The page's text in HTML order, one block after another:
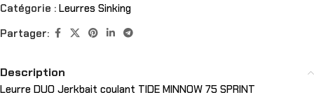
Catégorie : Leurres Sinking
Partager:
Description
Leurre DUO Jerkbait coulant TIDE MINNOW 75 SPRINT